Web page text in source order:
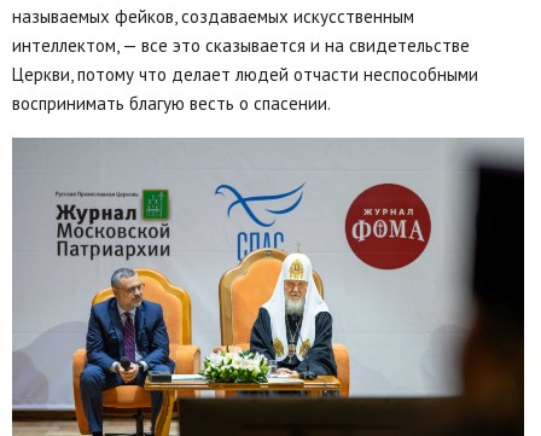
называемых фейков, создаваемых искусственным
интеллектом, — все это сказывается и на свидетельстве
Церкви, потому что делает людей отчасти неспособными
воспринимать благую весть о спасении.